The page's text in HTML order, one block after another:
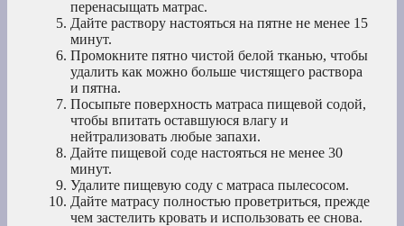
перенасыщать матрас.
Дайте раствору настояться на пятне не менее 15
минут.
Промокните пятно чистой белой тканью, чтобы
удалить как можно больше чистящего раствора
и пятна.
Посыпьте поверхность матраса пищевой содой,
чтобы впитать оставшуюся влагу и
нейтрализовать любые запахи.
Дайте пищевой соде настояться не менее 30
минут.
Удалите пищевую соду с матраса пылесосом.
Дайте матрасу полностью проветриться, прежде
чем застелить кровать и использовать ее снова.